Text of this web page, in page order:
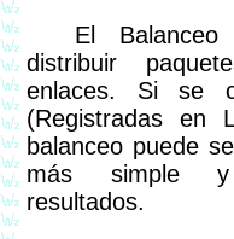
El Balanceo de carga consiste en
distribuir
enlaces. Si se
(Registradas en
balanceo puede
más simple y
resultados.